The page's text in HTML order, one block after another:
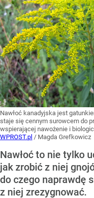
Nawłoć kanadyjska jest
staje się cennym surowcem do
wspierającej nawożenie i
WPROST.pl / Magda Grefkowicz
Nawłoć to nie tylko
jak zrobić z niej
do czego naprawdę
z niej zrezygnować.